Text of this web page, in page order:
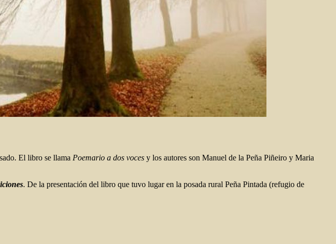
El libro se llama Poemario a dos voces y los autores son Manuel de la Peña Piñeiro y Maria
. De la presentación del libro que tuvo lugar en la posada rural Peña Pintada (refugio de